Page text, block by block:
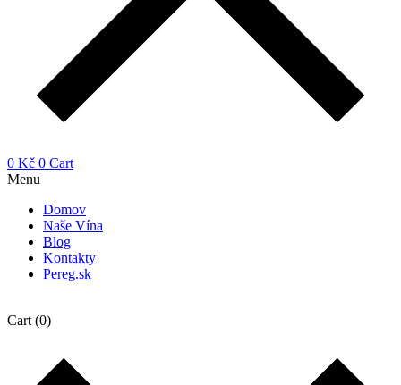
0 Kč 0 Cart
Menu
Domov
Naše Vína
Blog
Kontakty
Pereg.sk
Cart (0)